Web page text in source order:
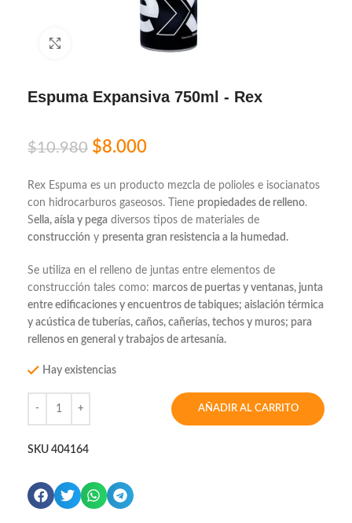
Click to enlarge
Espuma Expansiva 750ml - Rex
$10.980 $8.000
Rex Espuma es un producto mezcla de polioles e isocianatos
con hidrocarburos gaseosos. Tiene propiedades de relleno.
Sella, aísla y pega diversos tipos de materiales de
construcción y presenta gran resistencia a la humedad.
Se utiliza en el relleno de juntas entre elementos de
construcción tales como: marcos de puertas y ventanas, junta
entre edificaciones y encuentros de tabiques; aislación térmica
y acústica de tuberías, caños, cañerías, techos y muros; para
rellenos en general y trabajos de artesanía.
Hay existencias
AÑADIR AL CARRITO
SKU 404164